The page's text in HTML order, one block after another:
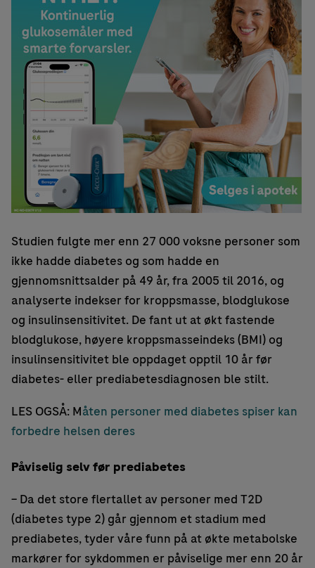
Studien fulgte mer enn 27 000 voksne personer som
ikke hadde diabetes og som hadde en
gjennomsnittsalder på 49 år, fra 2005 til 2016, og
analyserte indekser for kroppsmasse, blodglukose
og insulinsensitivitet. De fant ut at økt fastende
blodglukose, høyere kroppsmasseindeks (BMI) og
insulinsensitivitet ble oppdaget opptil 10 år før
diabetes- eller prediabetesdiagnosen ble stilt.
LES OGSÅ: Måten personer med diabetes spiser kan
forbedre helsen deres
Påviselig selv før prediabetes
– Da det store flertallet av personer med T2D
(diabetes type 2) går gjennom et stadium med
prediabetes, tyder våre funn på at økte metabolske
markører for sykdommen er påviselige mer enn 20 år